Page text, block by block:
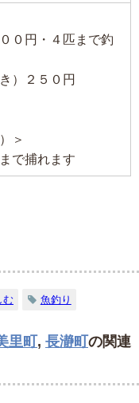
０円・４匹まで釣
）２５０円
＞
で捕れます
む 魚釣り
里町 , 長瀞町 の関連